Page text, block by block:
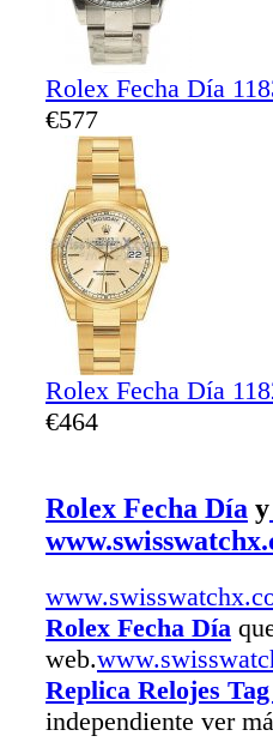
Rolex Fecha Día
€577
Rolex Fecha Día
€464
Rolex Fecha Día y
Rolex Fecha Día
web.
Replica Relojes
independiente ver